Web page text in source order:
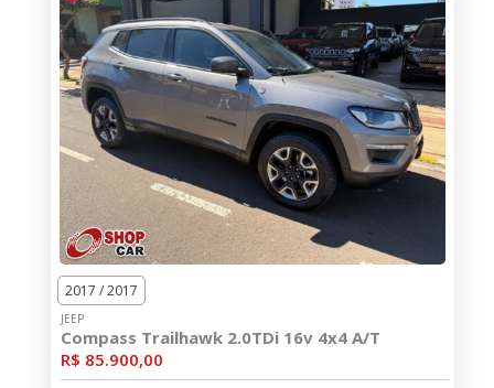
2017 / 2017
JEEP
Compass Trailhawk 2.0TDi 16v 4x4 A/T
R$ 85.900,00